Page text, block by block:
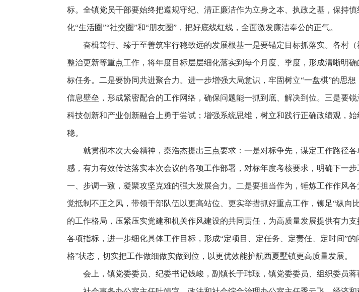
标。全镇党员干部要始终把遵规守纪、清正廉洁作为立身之本、执政之基，保持
化“生活圈”“社交圈”和“朋友圈”，把好底线红线，全面激发廉洁奉公的正气。
奋楫笃行、臻于至善筑牢行稳致远的发展根基一是要锚定目标抓落实。各村
整治更新等重点工作，将年度目标层层细化落实到每个月度、季度，形成清晰明
标任务。二是要协同共进聚合力。进一步增强大局意识，牢固树立“一盘棋”的思
信息壁垒，形成紧密配合的工作网络，确保问题能一抓到底、解决到位。三是要
科技创新和产业创新融合上勇于尝试；增强系统思维，树立和践行正确政绩观，
稳。
就贯彻本次大会精神，秦浩杰提出三点要求：一是对标争先，谋定工作路径
感，有力有效传达落实本次会议的各项工作部署，对标年度考核要求，明确下一
一、步调一致，凝聚攻坚克难的强大发展合力。 二是要担当作为，锤炼工作作风
觉抵制不正之风，带领干部队伍以更高站位、更实举措抓好重点工作，铆足“纵
的工作格局，压紧压实党建和机关作风建设的共同责任，为高质量发展提供有力支
各项指标，进一步细化具体工作目标，形成“定项目、定任务、定责任、定时间”
格”状态，切实把工作做细做实做到位，以更优效能护航西夏墅镇更高质量发展。
会上，镇党委委员、纪委书记钱峻，副镇长于玮璟，镇党委委员、组织委员